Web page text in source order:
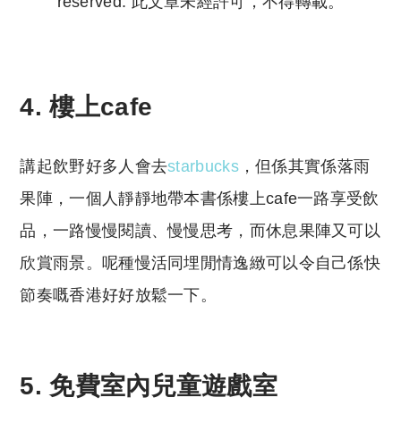
4. 樓上cafe
講起飲野好多人會去starbucks，但係其實係落雨
果陣，一個人靜靜地帶本書係樓上cafe一路享受飲
品，一路慢慢閱讀、慢慢思考，而休息果陣又可以
欣賞雨景。呢種慢活同埋閒情逸緻可以令自己係快
節奏嘅香港好好放鬆一下。
5. 免費室內兒童遊戲室